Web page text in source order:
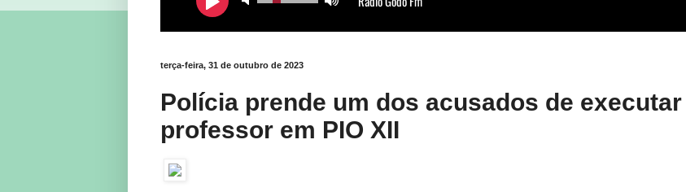
terça-feira, 31 de outubro de 2023
Polícia prende um dos acusados de executar
professor em PIO XII